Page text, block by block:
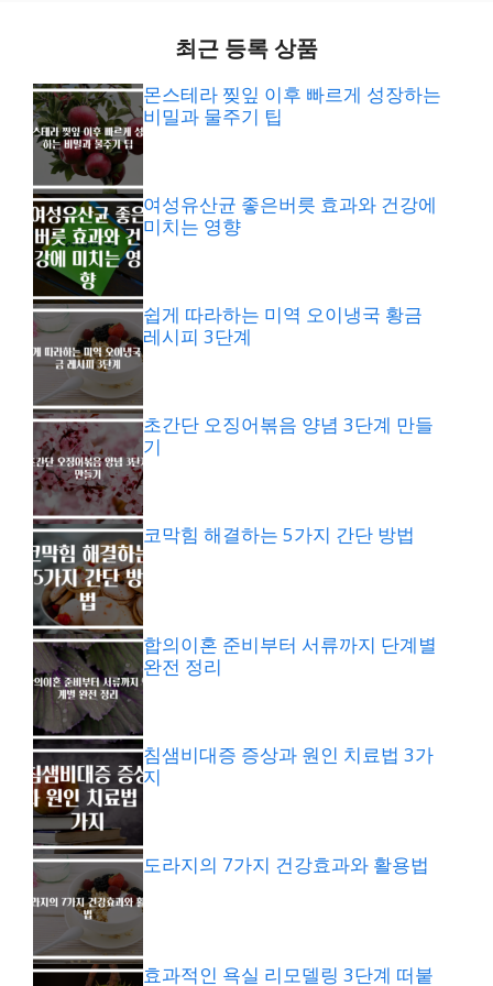
최근 등록 상품
몬스테라 찢잎 이후 빠르게 성장하는
비밀과 물주기 팁
여성유산균 좋은버릇 효과와 건강에
미치는 영향
쉽게 따라하는 미역 오이냉국 황금
레시피 3단계
초간단 오징어볶음 양념 3단계 만들
기
코막힘 해결하는 5가지 간단 방법
합의이혼 준비부터 서류까지 단계별
완전 정리
침샘비대증 증상과 원인 치료법 3가
지
도라지의 7가지 건강효과와 활용법
효과적인 욕실 리모델링 3단계 떠붙